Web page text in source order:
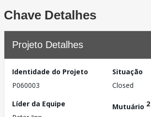
Chave Detalhes
Projeto Detalhes
Identidade do Projeto
P060003
Situação
Closed
Líder da Equipe
Mutuário 2